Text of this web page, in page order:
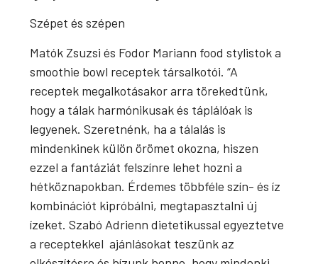
Szépet és szépen
Matók Zsuzsi és Fodor Mariann food stylistok a
smoothie bowl receptek társalkotói. “A
receptek megalkotásakor arra törekedtünk,
hogy a tálak harmónikusak és táplálóak is
legyenek. Szeretnénk, ha a tálalás is
mindenkinek külön örömet okozna, hiszen
ezzel a fantáziát felszínre lehet hozni a
hétköznapokban. Érdemes többféle szín- és íz
kombinációt kipróbálni, megtapasztalni új
ízeket. Szabó Adrienn dietetikussal egyeztetve
a receptekkel ajánlásokat teszünk az